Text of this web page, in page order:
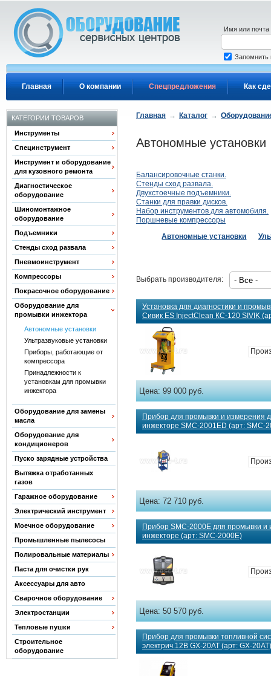
Главная О компании Спецпредложения Как
Имя или почта
Запомнить
КАТЕГОРИИ ТОВАРОВ
Инструменты
Специнструмент
Инструмент и оборудование
для кузовного ремонта
Диагностическое
оборудование
Шиномонтажное
оборудование
Подъемники
Стенды сход развала
Пневмоинструмент
Компрессоры
Покрасочное оборудование
Оборудование для
промывки инжектора
Автономные установки
Ультразвуковые установки
Приборы, работающие от
компрессора
Принадлежности к
установкам для промывки
инжектора
Оборудование для замены
масла
Оборудование для
кондиционеров
Пуско зарядные устройства
Вытяжка отработанных
газов
Гаражное оборудование
Электрический инструмент
Моечное оборудование
Промышленные пылесосы
Полировальные материалы
Паста для очистки рук
Аксессуары для авто
Сварочное оборудование
Электростанции
Тепловые пушки
Строительное
оборудование
Главная → Каталог →
Автономные установки
Балансировочные станки.
Стенды сход развала.
Двухстоечные подъемники.
Станки для правки дисков.
Набор инструментов для автомобиля.
Поршневые компрессоры
Автономные установки
Выбрать производителя:
Установка для диагностики и
Сивик ES InjectClean КС-120 SIVIK
Цена:99 000 руб.
Прибор для промывки и измерения
инжекторе SMC-2001ЕD (арт: SMC-
Цена:72 710 руб.
Прибор SMC-2000Е для промывки и
инжекторе (арт: SMC-2000Е)
Цена:50 570 руб.
Прибор для промывки топливной
электрич.12В GX-20AT (арт: GX-20AT)